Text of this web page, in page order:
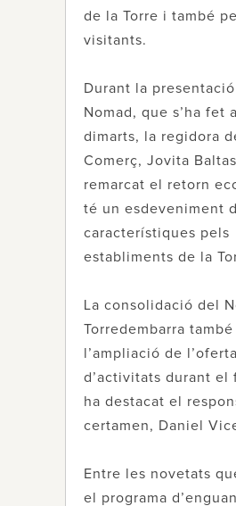
de la Torre i també
visitants.
Durant la presentació
Nomad, que s’ha fet
dimarts, la regidora
Comerç, Jovita
remarcat el retorn
té un esdeveniment
característiques pels
establiments de la
La consolidació del
Torredembarra
l’ampliació de l’oferta
d’activitats durant el
ha destacat el
certamen, Daniel
Entre les novetats
el programa